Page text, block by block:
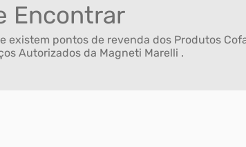
Encontrar
existem pontos de revenda dos Produtos
Autorizados da Magneti Marelli .